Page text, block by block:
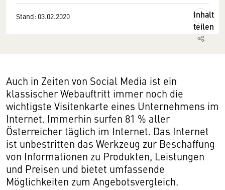
Stand: 03.02.2020
Inhalt
teilen
Auch in Zeiten von Social Media ist ein
klassischer Webauftritt immer noch die
wichtigste Visitenkarte eines Unternehmens im
Internet. Immerhin surfen 81 % aller
Österreicher täglich im Internet. Das Internet
ist unbestritten das Werkzeug zur Beschaffung
von Informationen zu Produkten, Leistungen
und Preisen und bietet umfassende
Möglichkeiten zum Angebotsvergleich.